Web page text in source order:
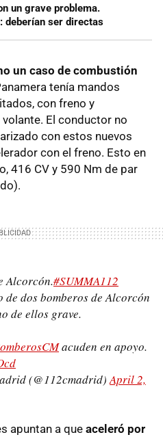
un grave problema.
deberían ser directas
un caso de combustión
tenía mandos
con freno y
El conductor no
con estos nuevos
con el freno. Esto en
416 CV y 590 Nm de par
Alcorcón.#SUMMA112
dos bomberos de Alcorcón
de ellos grave.
acuden en apoyo.
(@112cmadrid)April 2,
apuntan a que aceleró por